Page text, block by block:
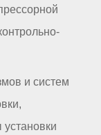
и систем